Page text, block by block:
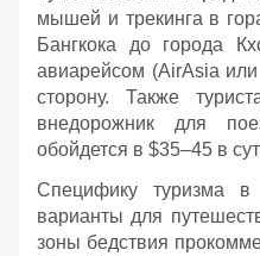
мышей и трекинга в
Бангкока до города
авиарейсом (AirAsia
сторону. Также
внедорожник для
обойдется в $35–45 в
Специфику туризма в
варианты для
зоны бедствия